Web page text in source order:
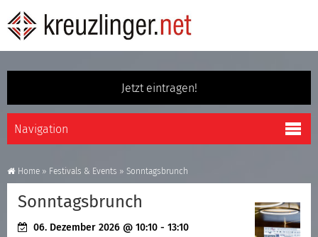
Jetzt eintragen!
Home » Festivals & Events » Sonntagsbrunch
Sonntagsbrunch
06. Dezember 2026 @ 10:10 - 13:10